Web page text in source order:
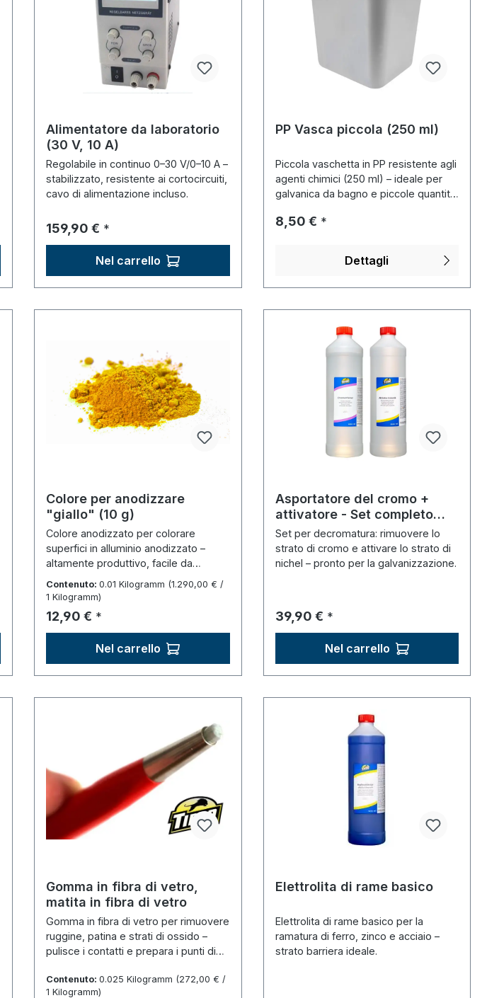
Alimentatore da laboratorio
(30 V, 10 A)
Regolabile in continuo 0–30 V/0–10 A –
stabilizzato, resistente ai cortocircuiti,
cavo di alimentazione incluso.
Prezzo normale:
159,90 € *
Nel carrello
PP Vasca piccola (250 ml)
Piccola vaschetta in PP resistente agli
agenti chimici (250 ml) – ideale per
galvanica da bagno e piccole quantità
Prezzo normale:
8,50 € *
Dettagli
Colore per anodizzare
"giallo" (10 g)
Colore anodizzato per colorare
superfici in alluminio anodizzato –
altamente produttivo, facile da
Contenuto: 0.01 Kilogramm (1.290,00 € /
1 Kilogramm)
Prezzo normale:
12,90 € *
Nel carrello
Asportatore del cromo +
attivatore - Set completo
(1000 ml + 1000 ml)
Set per decromatura: rimuovere lo
strato di cromo e attivare lo strato di
nichel – pronto per la galvanizzazione.
Prezzo normale:
39,90 € *
Nel carrello
Gomma in fibra di vetro,
matita in fibra di vetro
Gomma in fibra di vetro per rimuovere
ruggine, patina e strati di ossido –
pulisce i contatti e prepara i punti di
Contenuto: 0.025 Kilogramm (272,00 € /
1 Kilogramm)
Elettrolita di rame basico
Elettrolita di rame basico per la
ramatura di ferro, zinco e acciaio –
strato barriera ideale.